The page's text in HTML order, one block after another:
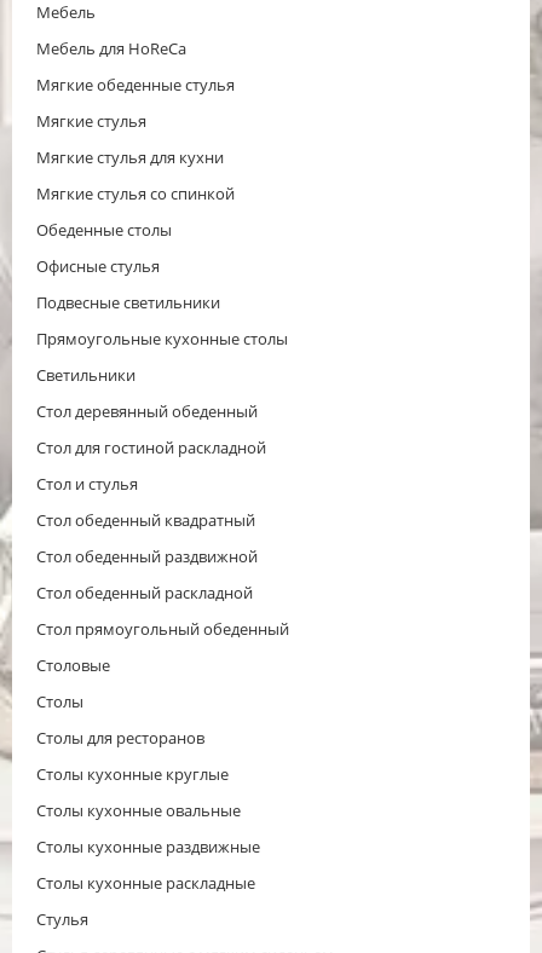
Мебель
Мебель для HoReCa
Мягкие обеденные стулья
Мягкие стулья
Мягкие стулья для кухни
Мягкие стулья со спинкой
Обеденные столы
Офисные стулья
Подвесные светильники
Прямоугольные кухонные столы
Светильники
Стол деревянный обеденный
Стол для гостиной раскладной
Стол и стулья
Стол обеденный квадратный
Стол обеденный раздвижной
Стол обеденный раскладной
Стол прямоугольный обеденный
Столовые
Столы
Столы для ресторанов
Столы кухонные круглые
Столы кухонные овальные
Столы кухонные раздвижные
Столы кухонные раскладные
Стулья